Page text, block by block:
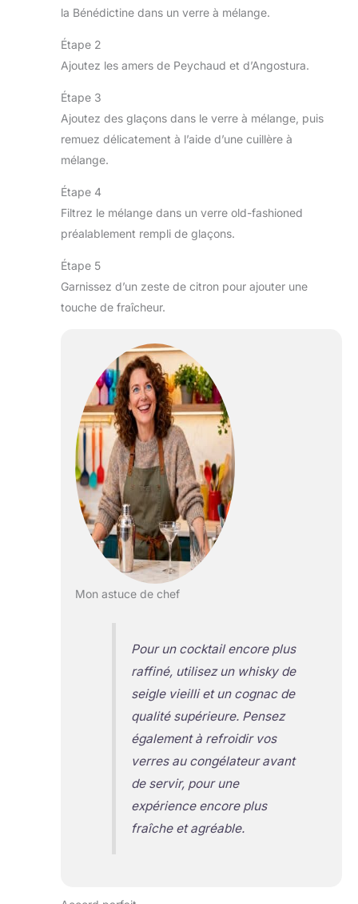
la Bénédictine dans un verre à mélange.
Étape 2
Ajoutez les amers de Peychaud et d’Angostura.
Étape 3
Ajoutez des glaçons dans le verre à mélange, puis
remuez délicatement à l’aide d’une cuillère à
mélange.
Étape 4
Filtrez le mélange dans un verre old-fashioned
préalablement rempli de glaçons.
Étape 5
Garnissez d’un zeste de citron pour ajouter une
touche de fraîcheur.
Mon astuce de chef
Pour un cocktail encore plus
raffiné, utilisez un whisky de
seigle vieilli et un cognac de
qualité supérieure. Pensez
également à refroidir vos
verres au congélateur avant
de servir, pour une
expérience encore plus
fraîche et agréable.